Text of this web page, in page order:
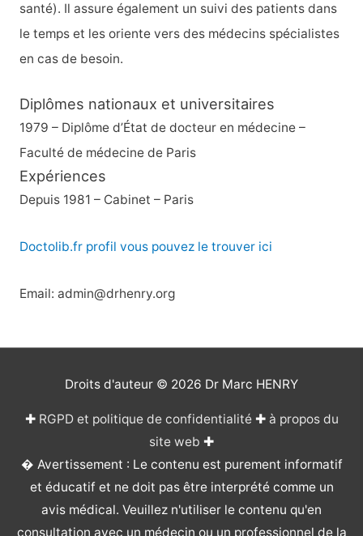
:
santé). Il assure également un suivi des patients dans
le temps et les oriente vers des médecins spécialistes
en cas de besoin.
Diplômes nationaux et universitaires
1979 – Diplôme d’État de docteur en médecine –
Faculté de médecine de Paris
Expériences
Depuis 1981 – Cabinet – Paris
Doctolib.fr profil vous pouvez le trouver ici
Email: admin@drhenry.org
Droits d'auteur © 2026 Dr Marc HENRY
✚ RGPD et politique de confidentialité✚ à propos du
site web ✚
� Avertissement : Le contenu est purement informatif
et éducatif et ne doit pas être interprété comme un
avis médical. Veuillez n'utiliser le contenu qu'en
consultation avec un médecin ou un professionnel de la